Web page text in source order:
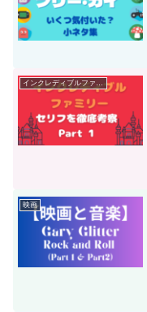
インクレディブルファミリー
映画